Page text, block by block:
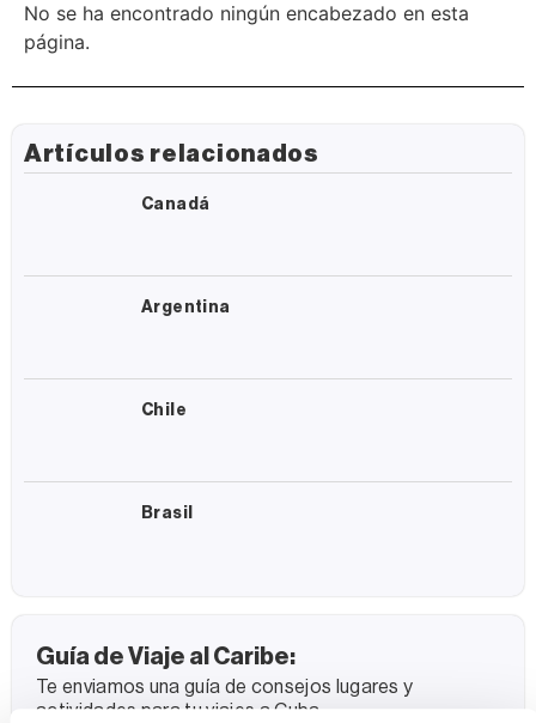
No se ha encontrado ningún encabezado en esta
página.
Artículos relacionados
Canadá
Argentina
Chile
Brasil
Guía de Viaje al Caribe:
Te enviamos una guía de consejos lugares y
actividades para tu viajes a Cuba.